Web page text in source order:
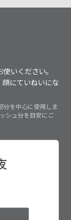
いください。
にていねいにな
を中心に使用しま
シュ分を目安にご